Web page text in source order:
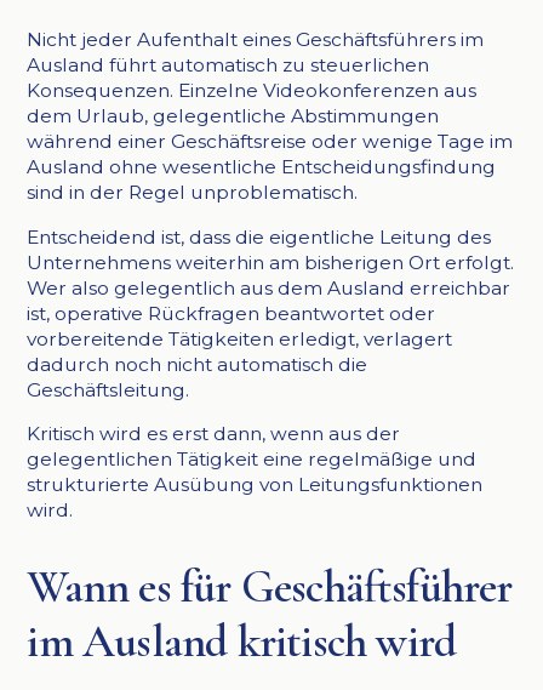
Nicht jeder Aufenthalt eines Geschäftsführers im
Ausland führt automatisch zu steuerlichen
Konsequenzen. Einzelne Videokonferenzen aus
dem Urlaub, gelegentliche Abstimmungen
während einer Geschäftsreise oder wenige Tage im
Ausland ohne wesentliche Entscheidungsfindung
sind in der Regel unproblematisch.
Entscheidend ist, dass die eigentliche Leitung des
Unternehmens weiterhin am bisherigen Ort erfolgt.
Wer also gelegentlich aus dem Ausland erreichbar
ist, operative Rückfragen beantwortet oder
vorbereitende Tätigkeiten erledigt, verlagert
dadurch noch nicht automatisch die
Geschäftsleitung.
Kritisch wird es erst dann, wenn aus der
gelegentlichen Tätigkeit eine regelmäßige und
strukturierte Ausübung von Leitungsfunktionen
wird.
Wann es für Geschäftsführer
im Ausland kritisch wird